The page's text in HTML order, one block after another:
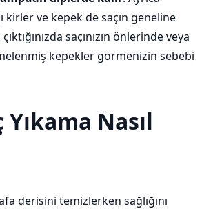
kirler ve kepek de saçın geneline
saçınızın önlerinde veya
kepekler görmenizin sebebi
Nasıl
derisini temizlerken sağlığını